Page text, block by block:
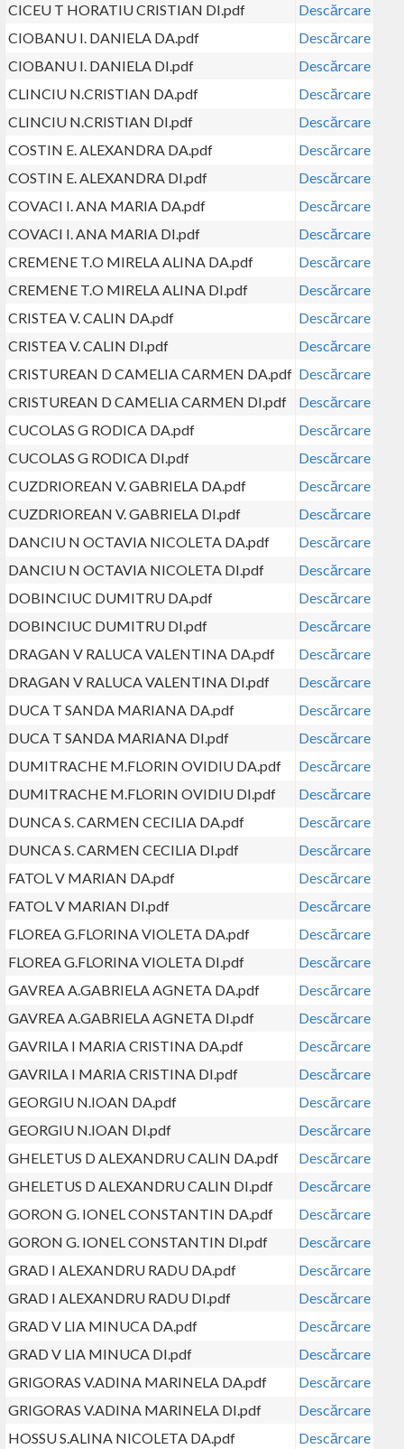
CICEU T HORATIU CRISTIAN DI.pdf
Descărcare
CIOBANU I. DANIELA DA.pdf
Descărcare
CIOBANU I. DANIELA DI.pdf
Descărcare
CLINCIU N.CRISTIAN DA.pdf
Descărcare
CLINCIU N.CRISTIAN DI.pdf
Descărcare
COSTIN E. ALEXANDRA DA.pdf
Descărcare
COSTIN E. ALEXANDRA DI.pdf
Descărcare
COVACI I. ANA MARIA DA.pdf
Descărcare
COVACI I. ANA MARIA DI.pdf
Descărcare
CREMENE T.O MIRELA ALINA DA.pdf
Descărcare
CREMENE T.O MIRELA ALINA DI.pdf
Descărcare
CRISTEA V. CALIN DA.pdf
Descărcare
CRISTEA V. CALIN DI.pdf
Descărcare
CRISTUREAN D CAMELIA CARMEN DA.pdf Descărcare
CRISTUREAN D CAMELIA CARMEN DI.pdf
Descărcare
CUCOLAS G RODICA DA.pdf
Descărcare
CUCOLAS G RODICA DI.pdf
Descărcare
CUZDRIOREAN V. GABRIELA DA.pdf
Descărcare
CUZDRIOREAN V. GABRIELA DI.pdf
Descărcare
DANCIU N OCTAVIA NICOLETA DA.pdf
Descărcare
DANCIU N OCTAVIA NICOLETA DI.pdf
Descărcare
DOBINCIUC DUMITRU DA.pdf
Descărcare
DOBINCIUC DUMITRU DI.pdf
Descărcare
DRAGAN V RALUCA VALENTINA DA.pdf
Descărcare
DRAGAN V RALUCA VALENTINA DI.pdf
Descărcare
DUCA T SANDA MARIANA DA.pdf
Descărcare
DUCA T SANDA MARIANA DI.pdf
Descărcare
DUMITRACHE M.FLORIN OVIDIU DA.pdf
Descărcare
DUMITRACHE M.FLORIN OVIDIU DI.pdf
Descărcare
DUNCA S. CARMEN CECILIA DA.pdf
Descărcare
DUNCA S. CARMEN CECILIA DI.pdf
Descărcare
FATOL V MARIAN DA.pdf
Descărcare
FATOL V MARIAN DI.pdf
Descărcare
FLOREA G.FLORINA VIOLETA DA.pdf
Descărcare
FLOREA G.FLORINA VIOLETA DI.pdf
Descărcare
GAVREA A.GABRIELA AGNETA DA.pdf
Descărcare
GAVREA A.GABRIELA AGNETA DI.pdf
Descărcare
GAVRILA I MARIA CRISTINA DA.pdf
Descărcare
GAVRILA I MARIA CRISTINA DI.pdf
Descărcare
GEORGIU N.IOAN DA.pdf
Descărcare
GEORGIU N.IOAN DI.pdf
Descărcare
GHELETUS D ALEXANDRU CALIN DA.pdf
Descărcare
GHELETUS D ALEXANDRU CALIN DI.pdf
Descărcare
GORON G. IONEL CONSTANTIN DA.pdf
Descărcare
GORON G. IONEL CONSTANTIN DI.pdf
Descărcare
GRAD I ALEXANDRU RADU DA.pdf
Descărcare
GRAD I ALEXANDRU RADU DI.pdf
Descărcare
GRAD V LIA MINUCA DA.pdf
Descărcare
GRAD V LIA MINUCA DI.pdf
Descărcare
GRIGORAS V.ADINA MARINELA DA.pdf
Descărcare
GRIGORAS V.ADINA MARINELA DI.pdf
Descărcare
HOSSU S.ALINA NICOLETA DA.pdf
Descărcare